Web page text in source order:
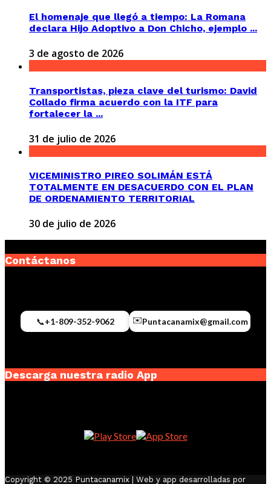
El homenaje que llegó a tiempo: La Romana
declara Hijo Adoptivo a Don Chicho, ejemplo ...
3 de agosto de 2026
Transportistas, pieza clave del turismo: David
Collado firma acuerdo con la ITF para
fortalecer la ...
31 de julio de 2026
VICEMINISTRO PIREO SOLIMÁN ESTÁ
TOTALMENTE EN DESACUERDO CON EL PLAN
DE ORDENAMIENTO TERRITORIAL
30 de julio de 2026
Contáctanos
📞+1-809-352-9062 ✉️Puntacanamix@gmail.com
Descarga nuestra radio App
Copyright © 2025 Puntacanamix | Web y app desarrolladas por